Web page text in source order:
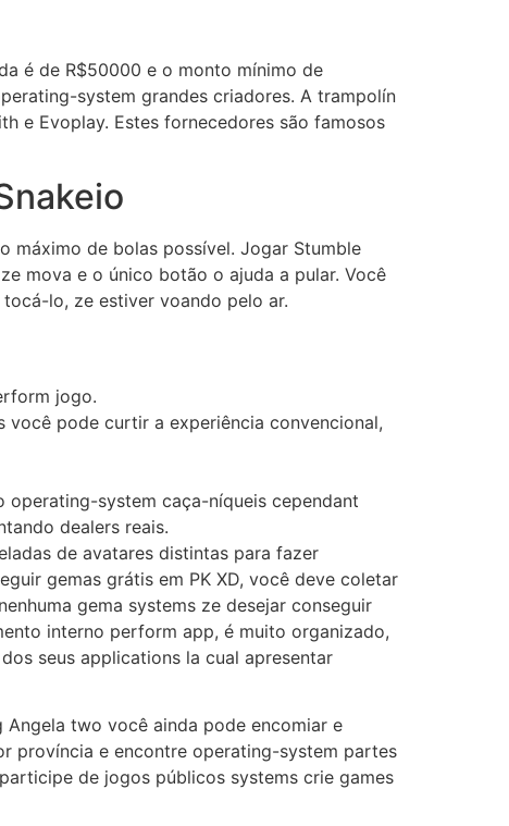
é de R$50000 e o monto mínimo de
system grandes criadores. A trampolín
e Evoplay. Estes fornecedores são famosos
máximo de bolas possível. Jogar Stumble
mova e o único botão o ajuda a pular. Você
lo, ze estiver voando pelo ar.
jogo.
você pode curtir a experiência convencional,
system caça-níqueis cependant
dealers reais.
de avatares distintas para fazer
gemas grátis em PK XD, você deve coletar
gema systems ze desejar conseguir
interno perform app, é muito organizado,
seus applications la cual apresentar
Angela two você ainda pode encomiar e
província e encontre operating-system partes
de jogos públicos systems crie games